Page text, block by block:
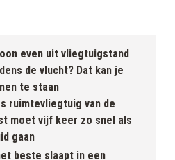
even uit vliegtuigstand
de vlucht? Dat kan je
te staan
ruimtevliegtuig van de
moet vijf keer zo snel als
gaan
beste slaapt in een